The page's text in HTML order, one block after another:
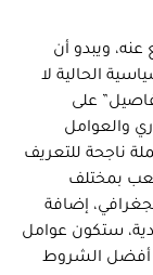
ويبدو أن
الحالية لا
على
والعوامل
ناجحة للتعريف
بمختلف
إضافة
ستكون عوامل
أفضل الشروط